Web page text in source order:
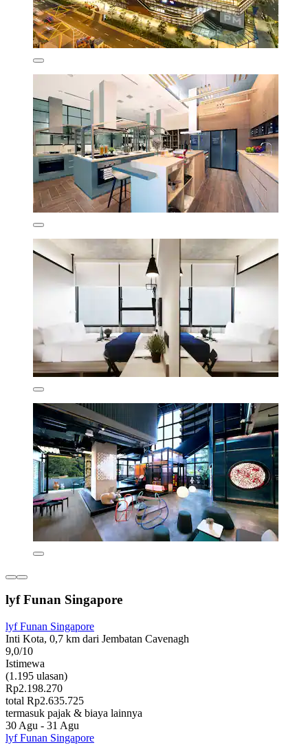
lyf Funan Singapore
lyf Funan Singapore
Inti Kota, 0,7 km dari Jembatan Cavenagh
9,0/10
Istimewa
(1.195 ulasan)
Rp2.198.270
total Rp2.635.725
termasuk pajak & biaya lainnya
30 Agu - 31 Agu
lyf Funan Singapore